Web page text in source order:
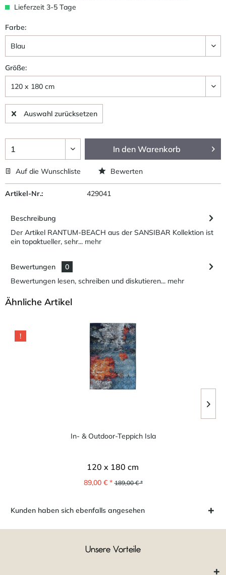
Lieferzeit 3-5 Tage
Farbe:
Größe:
Auswahl zurücksetzen
In den Warenkorb
Auf die Wunschliste Bewerten
Artikel-Nr.: 429041
Beschreibung
Der Artikel RANTUM-BEACH aus der SANSIBAR Kollektion ist
ein topaktueller, sehr... mehr
Bewertungen
0
Bewertungen lesen, schreiben und diskutieren... mehr
Ähnliche Artikel
!
In- & Outdoor-Teppich Isla
120 x 180 cm
89,00 € * 189,00 € *
Kunden haben sich ebenfalls angesehen
Unsere Vorteile